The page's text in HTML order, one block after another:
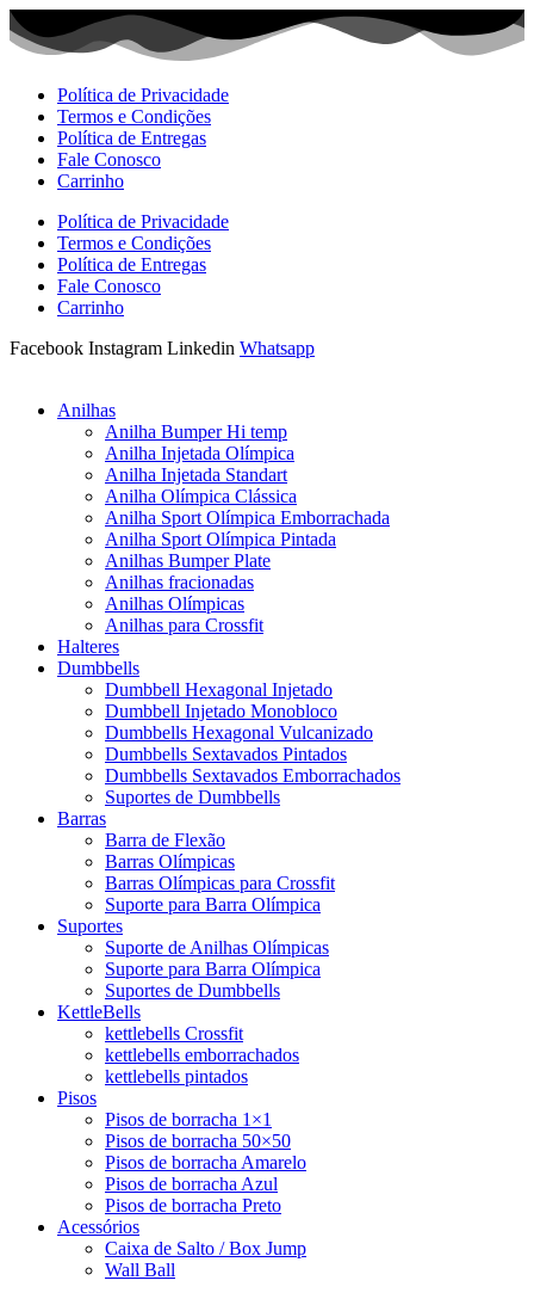
Ir
para
Política de Privacidade
Termos e Condições
Política de Entregas
Fale Conosco
Carrinho
Política de Privacidade
Termos e Condições
Política de Entregas
Fale Conosco
Carrinho
Facebook Instagram Linkedin Whatsapp
Anilhas
Anilha Bumper Hi temp
Anilha Injetada Olímpica
Anilha Injetada Standart
Anilha Olímpica Clássica
Anilha Sport Olímpica Emborrachada
Anilha Sport Olímpica Pintada
Anilhas Bumper Plate
Anilhas fracionadas
Anilhas Olímpicas
Anilhas para Crossfit
Halteres
Dumbbells
Dumbbell Hexagonal Injetado
Dumbbell Injetado Monobloco
Dumbbells Hexagonal Vulcanizado
Dumbbells Sextavados Pintados
Dumbbells Sextavados Emborrachados
Suportes de Dumbbells
Barras
Barra de Flexão
Barras Olímpicas
Barras Olímpicas para Crossfit
Suporte para Barra Olímpica
Suportes
Suporte de Anilhas Olímpicas
Suporte para Barra Olímpica
Suportes de Dumbbells
KettleBells
kettlebells Crossfit
kettlebells emborrachados
kettlebells pintados
Pisos
Pisos de borracha 1×1
Pisos de borracha 50×50
Pisos de borracha Amarelo
Pisos de borracha Azul
Pisos de borracha Preto
Acessórios
Caixa de Salto / Box Jump
Wall Ball